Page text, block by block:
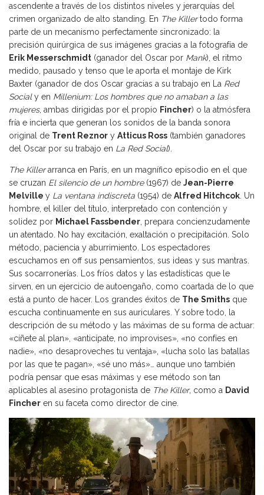
ascendente a través de los distintos niveles y jerarquías del
crimen organizado de alto standing. En The Killertodo forma
parte de un mecanismo perfectamente sincronizado: la
precisión quirúrgica de sus imágenes gracias a la fotografía de
Erik Messerschmidt (ganador del Oscar por Mank), el ritmo
medido, pausado y tenso que le aporta el montaje de Kirk
Baxter (ganador de dos Oscar gracias a su trabajo en La Red
Socialy en Millenium: Los hombres que no amaban a las
mujeres, ambas dirigidas por el propio Fincher) o la atmósfera
fría e incierta que generan los sonidos de la banda sonora
original de Trent Reznor y Atticus Ross (también ganadores
del Oscar por su trabajo en La Red Social).
The Killerarranca en París, en un magnífico episodio en el que
se cruzan El silencio de un hombre (1967) de Jean-Pierre
Melville y La ventana indiscreta (1954) de Alfred Hitchcok . Un
hombre, el killer del título, interpretado con contención y
solidez por Michael Fassbender , prepara concienzudamente
un atentado. No hay excitación, exaltación o precipitación. Solo
método, paciencia y aburrimiento. Los espectadores
escuchamos en off sus pensamientos, sus ideas y sus mantras.
Sus socarronerías. Los fríos datos y las estadísticas que le
sirven, en un ejercicio de autoengaño, como coartada de lo que
está a punto de hacer. Los grandes éxitos de The Smiths que
escucha continuamente en sus auriculares. Y sobre todo, la
descripción de su método y las máximas de su forma de actuar:
«cíñete al plan», «anticípate, no improvises», «no confíes en
nadie», «no desaproveches tu ventaja», «lucha solo las batallas
por las que te pagan», «sé uno más»… aunque uno también
podría pensar que esas máximas y ese método son tan
aplicables al asesino protagonista de The Killer, como a David
Fincher en su faceta como director de cine.